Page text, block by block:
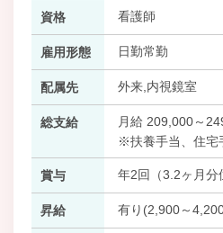
資格 看護師
雇用形態 日勤常勤
配属先 外来,内視鏡室
総支給
月給 209,000～
※扶養手当、住宅
賞与 年2回（3.2ヶ月分
昇給 有り(2,900～